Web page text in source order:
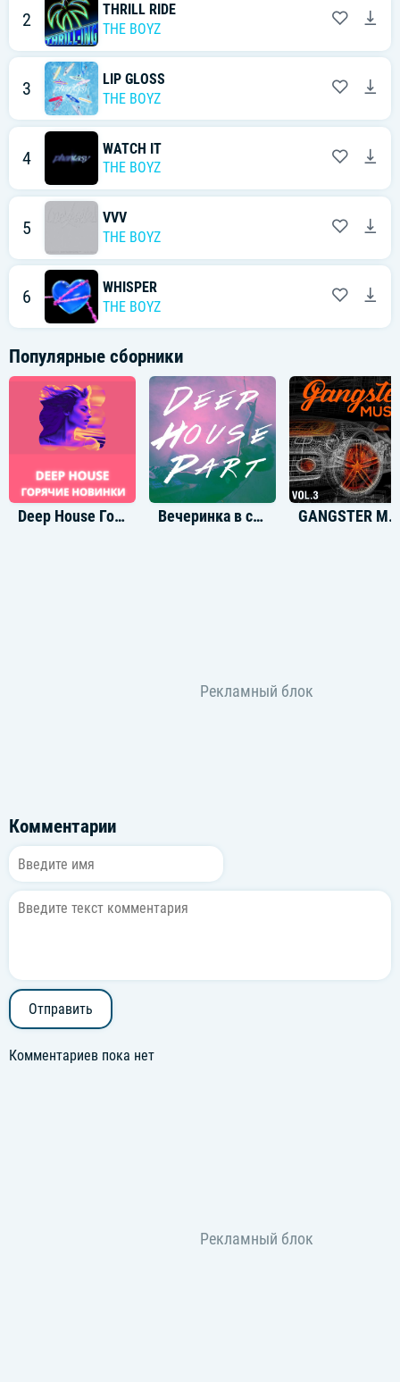
2
THRILL RIDE
THE BOYZ
3
LIP GLOSS
THE BOYZ
4
WATCH IT
THE BOYZ
5
VVV
THE BOYZ
6
WHISPER
THE BOYZ
Популярные сборники
Deep House Горячие Новинки 2023 Вечеринка в стиле Deep House GANGSTER MUSIC, Vol. 3
Комментарии
Отправить
Комментариев пока нет